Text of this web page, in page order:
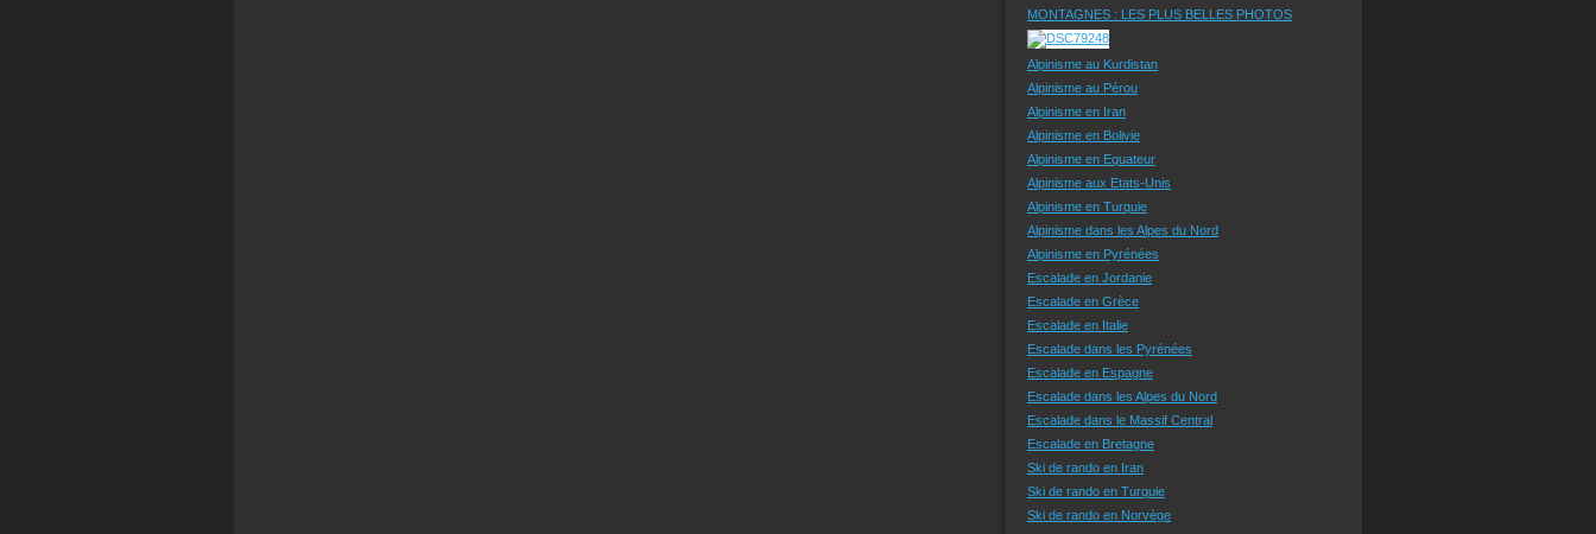
MONTAGNES : LES PLUS BELLES PHOTOS
Alpinisme au Kurdistan
Alpinisme au Pérou
Alpinisme en Iran
Alpinisme en Bolivie
Alpinisme en Equateur
Alpinisme aux Etats-Unis
Alpinisme en Turquie
Alpinisme dans les Alpes du Nord
Alpinisme en Pyrénées
Escalade en Jordanie
Escalade en Grèce
Escalade en Italie
Escalade dans les Pyrénées
Escalade en Espagne
Escalade dans les Alpes du Nord
Escalade dans le Massif Central
Escalade en Bretagne
Ski de rando en Iran
Ski de rando en Turquie
Ski de rando en Norvège